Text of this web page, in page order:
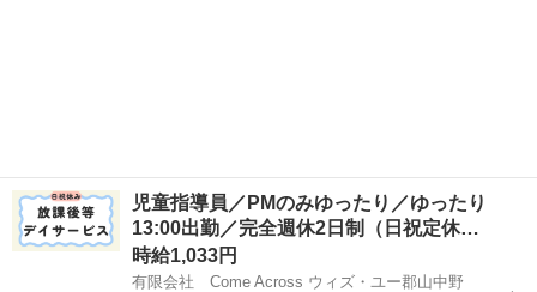
児童指導員／PMのみゆったり／ゆったり
13:00出勤／完全週休2日制（日祝定休…
時給1,033円
有限会社 Come Across ウィズ・ユー郡山中野